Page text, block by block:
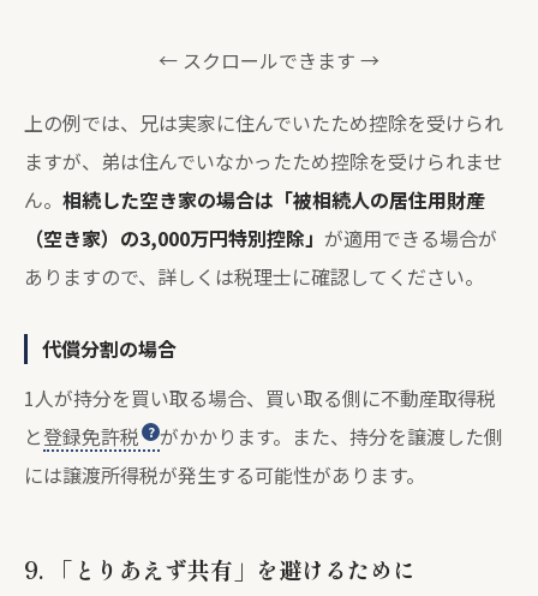
← スクロールできます →
上の例では、兄は実家に住んでいたため控除を受けられ
ますが、弟は住んでいなかったため控除を受けられませ
ん。 相続した空き家の場合は「被相続人の居住用財産
（空き家）の3,000万円特別控除」 が適用できる場合が
ありますので、詳しくは税理士に確認してください。
代償分割の場合
1人が持分を買い取る場合、買い取る側に不動産取得税
と登録免許税
がかかります。また、持分を譲渡した側
には譲渡所得税が発生する可能性があります。
9. 「とりあえず共有」を避けるために